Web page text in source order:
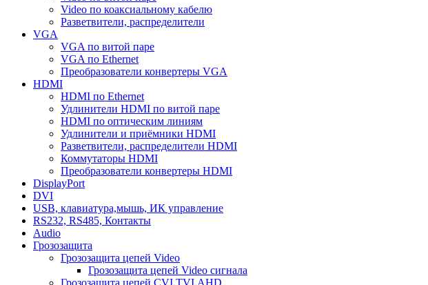
Video по коаксиальному кабелю
Разветвители, распределители
VGA
VGA по витой паре
VGA по Ethernet
Преобразователи конвертеры VGA
HDMI
HDMI по Ethernet
Удлинители HDMI по витой паре
HDMI по оптическим линиям
Удлинители и приёмники HDMI
Разветвители, распределители HDMI
Коммутаторы HDMI
Преобразователи конвертеры HDMI
DisplayPort
DVI
USB, клавиатура,мышь, ИК управление
RS232, RS485, Контакты
Audio
Грозозащита
Грозозащита цепей Video
Грозозащита цепей Video сигнала
Грозозащита цепей CVI,TVI,AHD